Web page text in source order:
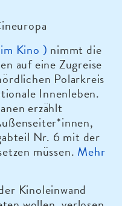
Kino ) nimmt die
auf eine Zugreise
Polarkreis
Innenleben.
erzählt
Nr. 6 mit der
müssen. Mehr
Kinoleinwand